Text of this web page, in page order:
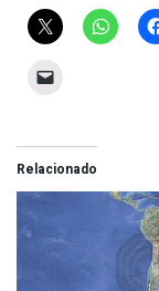
Relacionado